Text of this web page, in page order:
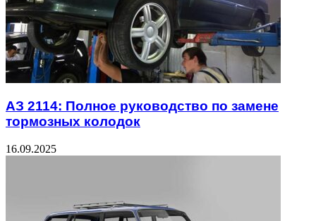
АЗ 2114: Полное руководство по замене
тормозных колодок
16.09.2025